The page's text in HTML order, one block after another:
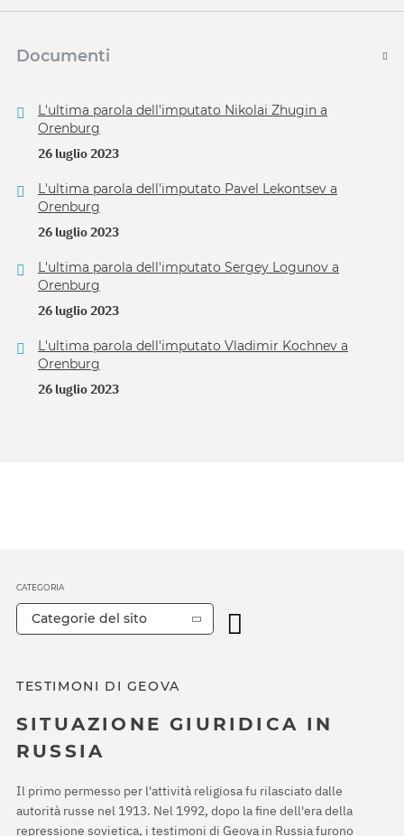
Documenti
L'ultima parola dell'imputato Nikolai Zhugin a
Orenburg
26 luglio 2023
L'ultima parola dell'imputato Pavel Lekontsev a
Orenburg
26 luglio 2023
L'ultima parola dell'imputato Sergey Logunov a
Orenburg
26 luglio 2023
L'ultima parola dell'imputato Vladimir Kochnev a
Orenburg
26 luglio 2023
TESTIMONI DI GEOVA
SITUAZIONE GIURIDICA IN
RUSSIA
Il primo permesso per l'attività religiosa fu rilasciato dalle
autorità russe nel 1913. Nel 1992, dopo la fine dell'era della
repressione sovietica, i testimoni di Geova in Russia furono
CATEGORIA
Categorie del sito